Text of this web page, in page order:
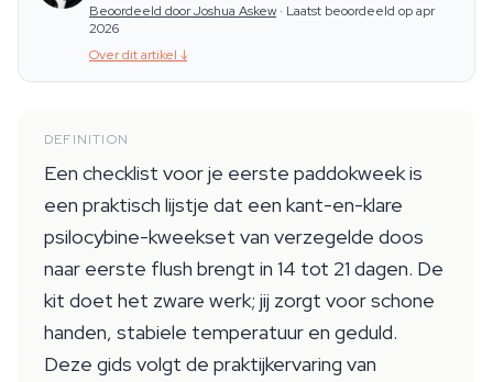
Beoordeeld door Joshua Askew · Laatst beoordeeld op apr
2026
Over dit artikel ↓
DEFINITION
Een checklist voor je eerste paddokweek is
een praktisch lijstje dat een kant-en-klare
psilocybine-kweekset van verzegelde doos
naar eerste flush brengt in 14 tot 21 dagen. De
kit doet het zware werk; jij zorgt voor schone
handen, stabiele temperatuur en geduld.
Deze gids volgt de praktijkervaring van